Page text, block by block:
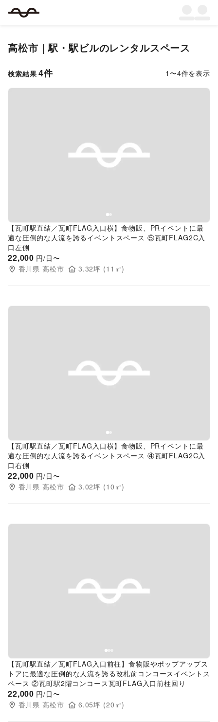
高松市 ｜駅・駅ビルのレンタルスペース
検索結果 4件 1 〜4件を表示
Previous slide
【瓦町駅直結／瓦町FLAG入口横】食物販、PRイベントに最
適な圧倒的な人流を誇るイベントスペース ⑤瓦町FLAG2C入
口左側
22,000 円/日〜
香川県 高松市 3.32坪 (11 ㎡)
Previous slide
【瓦町駅直結／瓦町FLAG入口横】食物販、PRイベントに最
適な圧倒的な人流を誇るイベントスペース ④瓦町FLAG2C入
口右側
22,000 円/日〜
香川県 高松市 3.02坪 (10 ㎡)
Previous slide
【瓦町駅直結／瓦町FLAG入口前柱】食物販やポップアップス
トアに最適な圧倒的な人流を誇る改札前コンコースイベントス
ペース ②瓦町駅2階コンコース瓦町FLAG入口前柱回り
22,000 円/日〜
香川県 高松市 6.05坪 (20 ㎡)